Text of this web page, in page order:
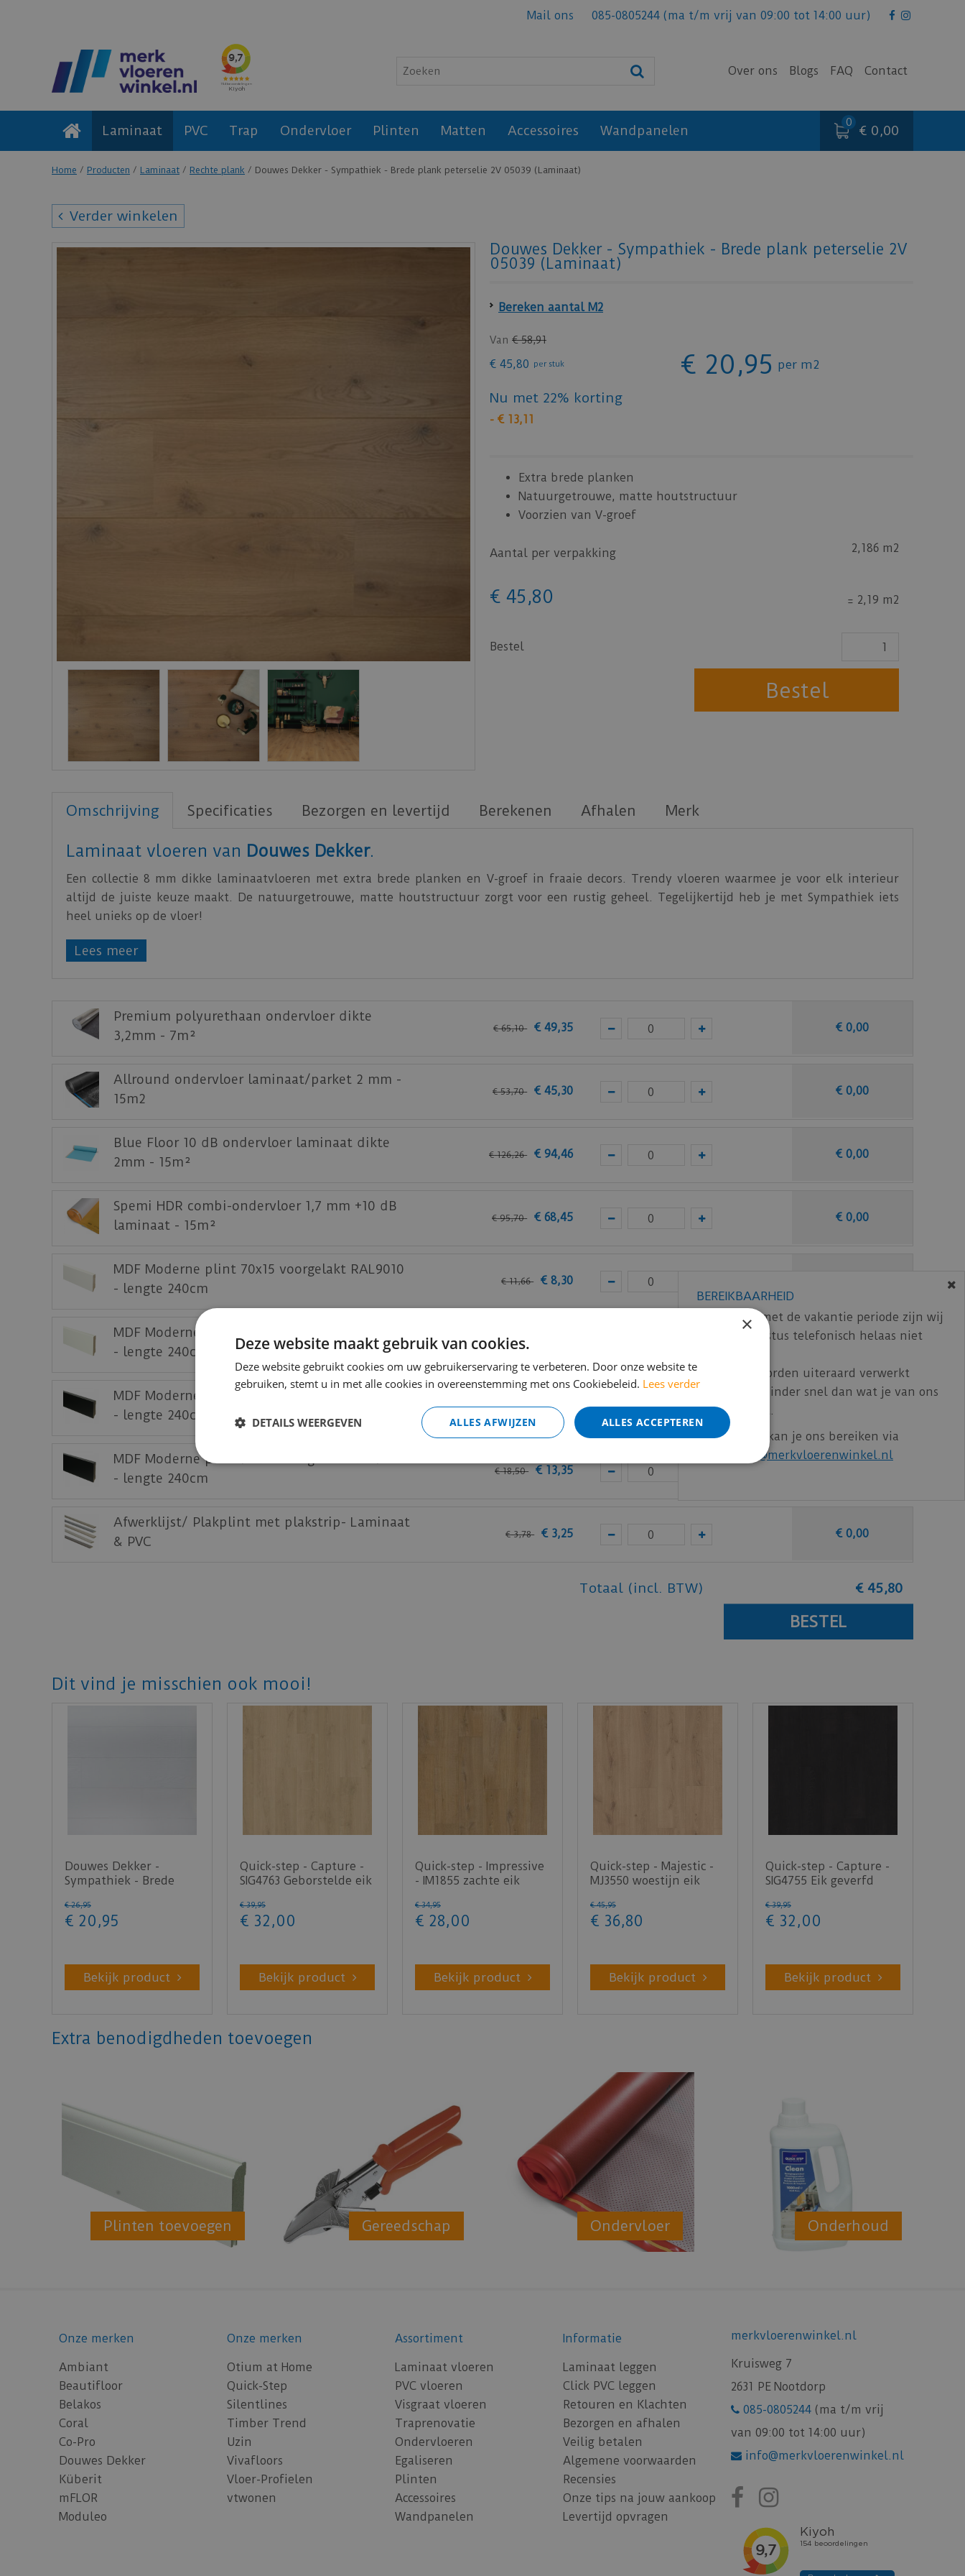
Home Producten Laminaat Rechte plank Douwes Dekker - Sympathiek - Brede plank peterselie 2V 05039 (Laminaat)
Mail ons 085-0805244 (ma t/m vrij van 09:00 tot 14:00 uur)
Over ons Blogs FAQ Contact
Laminaat PVC Trap Ondervloer Plinten Matten Accessoires Wandpanelen € 0,00
Verder winkelen
Douwes Dekker - Sympathiek - Brede plank peterselie 2V
05039 (Laminaat)
Bereken aantal M2
Van € 58,91
€ 45,80 per stuk € 20,95 per m2
Nu met 22% korting
- € 13,11
Extra brede planken
Natuurgetrouwe, matte houtstructuur
Voorzien van V-groef
Aantal per verpakking 2,186 m2
€ 45 ,80 = 2,19 m2
Bestel
Omschrijving Specificaties Bezorgen en levertijd Berekenen Afhalen Merk
Laminaat vloeren van Douwes Dekker.
Een collectie 8 mm dikke laminaatvloeren met extra brede planken en V-groef in fraaie decors. Trendy vloeren waarmee je voor elk interieur
altijd de juiste keuze maakt. De natuurgetrouwe, matte houtstructuur zorgt voor een rustig geheel. Tegelijkertijd heb je met Sympathiek iets
heel unieks op de vloer!
Download hier
Klikhier voor de leginstructies.
Benieuwd hoe deze nieuwe vloer eruit ziet bij je nieuwe of huidige meubels? Vraag dan nu
Lees meer
Premium polyurethaan ondervloer dikte
3,2mm - 7m²
€ 65,10 € 49,35 € 0,00
Allround ondervloer laminaat/parket 2 mm -
15m2
€ 53,70 € 45,30 € 0,00
Blue Floor 10 dB ondervloer laminaat dikte
2mm - 15m²
€ 126,26 € 94,46 € 0,00
Spemi HDR combi-ondervloer 1,7 mm +10 dB
laminaat - 15m²
€ 95,70 € 68,45 € 0,00
MDF Moderne plint 70x15 voorgelakt RAL9010
- lengte 240cm
€ 11,66 € 8,30
MDF Moderne plint 90x15 voorgelakt RAL9010
- lengte 240cm
€ 14,34 € 0 , 00
MDF Moderne plint 70x15 voorgelakt RAL9005
- lengte 240cm
€ 14,60 € 10,
MDF Moderne plint 90x15 voorgelakt RAL9005
- lengte 240cm
€ 18,50 € 13,35
Afwerklijst/ Plakplint met plakstrip- Laminaat
& PVC
€ 3,78 € 3,25 € 0,00
Totaal (incl. BTW) € 45,80
Dit vind je misschien ook mooi!
Douwes Dekker -
Sympathiek - Brede
05038…
€ 26,95
€ 20 ,95
Bekijk product
Quick-step - Capture -
SIG4763 Geborstelde eik
€ 39,95
€ 32 ,00
Bekijk product
Quick-step - Impressive
- IM1855 zachte eik
€ 34,95
€ 28,00
Bekijk product
Quick-step - Majestic -
MJ3550 woestijn eik
€ 45,95
€ 36,80
Bekijk product
Quick-step - Capture -
SIG4755 Eik geverfd
€ 39,95
€ 32 ,00
Bekijk product
Extra benodigdheden toevoegen
Plinten toevoegen Gereedschap Ondervloer Onderhoud
Onze merken
Ambiant
Beautifloor
Belakos
Coral
Co-Pro
Douwes Dekker
Küberit
mFLOR
Moduleo
Onze merken
Otium at Home
Quick-Step
Silentlines
Timber Trend
Uzin
Vivafloors
Vloer-Profielen
vtwonen
Assortiment
Laminaat vloeren
PVC vloeren
Visgraat vloeren
Traprenovatie
Ondervloeren
Egaliseren
Plinten
Accessoires
Wandpanelen
Informatie
Laminaat leggen
Click PVC leggen
Retouren en Klachten
Bezorgen en afhalen
Veilig betalen
Algemene voorwaarden
Recensies
Onze tips na jouw aankoop
Levertijd opvragen
merkvloerenwinkel.nl
Kruisweg 7
2631 PE Nootdorp
085-0805244 (ma t/m vrij
van 09:00 tot 14:00 uur)
info@merkvloerenwinkel.nl
BEREIKBAARHEID
In verband met de vakantie periode zijn wij
t/m 14 augustus telefonisch helaas niet
Bestelling worden uiteraard verwerkt
echter iets minder snel dan wat je van ons
gewend bent.
Voor vragen kan je ons bereiken via
info@merkvloerenwinkel.nl
×
Deze website maakt gebruik van cookies.
Deze website gebruikt cookies om uw gebruikerservaring te verbeteren. Door onze website te
gebruiken, stemt u in met alle cookies in overeenstemming met ons Cookiebeleid. Lees verder
ALLES ACCEPTEREN
ALLES AFWIJZEN
DETAILS WEERGEVEN